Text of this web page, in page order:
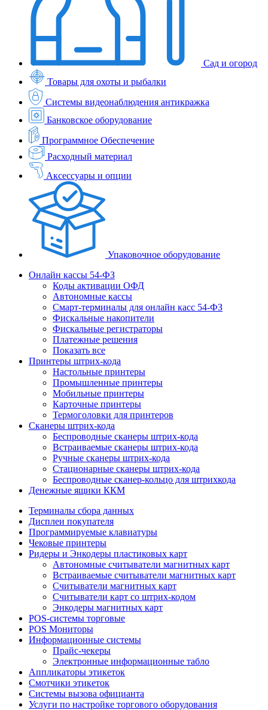
Сад и огород
Товары для охоты и рыбалки
Системы видеонаблюдения антикражка
Банковское оборудование
Программное Обеспечение
Расходный материал
Аксессуары и опции
Упаковочное оборудование
Онлайн кассы 54-ФЗ
Коды активации ОФД
Автономные кассы
Смарт-терминалы для онлайн касс 54-ФЗ
Фискальные накопители
Фискальные регистраторы
Платежные решения
Показать все
Принтеры штрих-кода
Настольные принтеры
Промышленные принтеры
Мобильные принтеры
Карточные принтеры
Термоголовки для принтеров
Сканеры штрих-кода
Беспроводные сканеры штрих-кода
Встраиваемые сканеры штрих-кода
Ручные сканеры штрих-кода
Стационарные сканеры штрих-кода
Беспроводные сканер-кольцо для штрихкода
Денежные ящики ККМ
Терминалы сбора данных
Дисплеи покупателя
Программируемые клавиатуры
Чековые принтеры
Ридеры и Энкодеры пластиковых карт
Автономные считыватели магнитных карт
Встраиваемые считыватели магнитных карт
Считыватели магнитных карт
Считыватели карт со штрих-кодом
Энкодеры магнитных карт
POS-системы торговые
POS Мониторы
Информационные системы
Прайс-чекеры
Электронные информационные табло
Аппликаторы этикеток
Смотчики этикеток
Системы вызова официанта
Услуги по настройке торгового оборудования